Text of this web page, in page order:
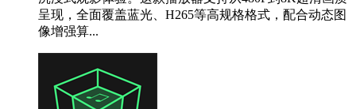
呈现，全面覆盖蓝光、H265等高规格格式，配合动态图
像增强算...